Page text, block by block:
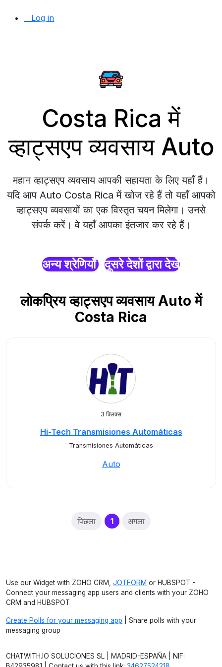
__Log in
Costa Rica में
व्हाट्सएप व्यवसाय Auto
महान व्हाट्सएप व्यवसाय आपकी सहायता के लिए यहाँ हैं।
यदि आप Auto Costa Rica में खोज रहे हैं तो यहाँ आपको
व्हाट्सएप व्यवसायों का एक विस्तृत चयन मिलेगा। उनसे
संपर्क करें। वे यहाँ आपका इंतजार कर रहे हैं।
अन्य श्रेणियाँ दूसरे देशों द्वारा देखें
लोकप्रिय व्हाट्सएप व्यवसाय Auto में
Costa Rica
3 क्लिक्स
Hi-Tech Transmisiones Automáticas
Transmisiones Automáticas
Auto
पिछला 1(current)
अगला
Use our Widget with ZOHO CRM, JOTFORM or HUBSPOT -
Connect your messaging app users and clients with your ZOHO
CRM and HUBSPOT
Create Polls for your messaging app | Share polls with your
messaging group
CHATWITH.IO SOLUCIONES SL | MADRID-ESPAÑA | NIF: